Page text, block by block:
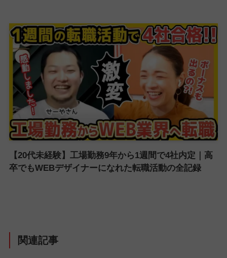
【20代未経験】工場勤務9年から1週間で4社内定｜高
卒でもWEBデザイナーになれた転職活動の全記録
関連記事